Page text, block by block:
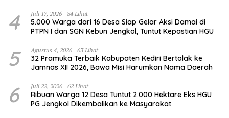
4 Juli 17, 2026 84 Lihat
5.000 Warga dari 16 Desa Siap Gelar Aksi Damai di
PTPN I dan SGN Kebun Jengkol, Tuntut Kepastian HGU
5 Agustus 4, 2026 63 Lihat
32 Pramuka Terbaik Kabupaten Kediri Bertolak ke
Jamnas XII 2026, Bawa Misi Harumkan Nama Daerah
6 Juli 22, 2026 62 Lihat
Ribuan Warga 12 Desa Tuntut 2.000 Hektare Eks HGU
PG Jengkol Dikembalikan ke Masyarakat